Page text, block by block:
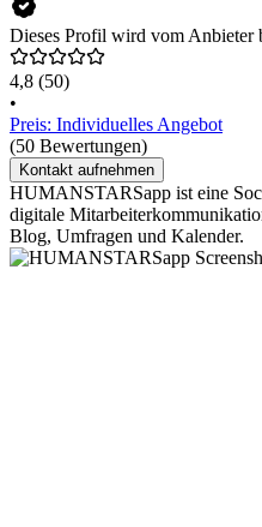
Dieses Profil wird vom Anbieter
4,8 (50)
•
Preis: Individuelles Angebot
(50 Bewertungen)
Kontakt aufnehmen
HUMANSTARSapp ist eine
digitale
Blog, Umfragen und Kalender.